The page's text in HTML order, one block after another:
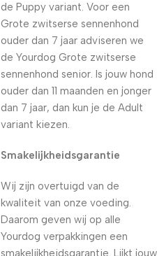
de Puppy variant. Voor een
Grote zwitserse sennenhond
ouder dan 7 jaar adviseren we
de Yourdog Grote zwitserse
sennenhond senior. Is jouw hond
ouder dan 11 maanden en jonger
dan 7 jaar, dan kun je de Adult
variant kiezen.
Smakelijkheidsgarantie
Wij zijn overtuigd van de
kwaliteit van onze voeding.
Daarom geven wij op alle
Yourdog verpakkingen een
smakelijkheidsgarantie. Lijkt jouw